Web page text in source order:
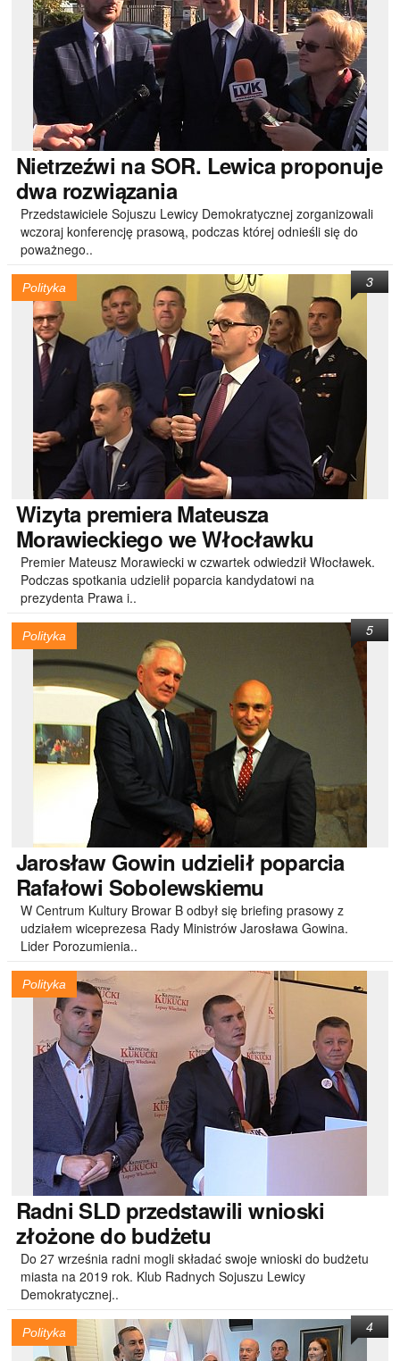
Nietrzeźwi na SOR. Lewica proponuje
dwa rozwiązania
Przedstawiciele Sojuszu Lewicy Demokratycznej zorganizowali
wczoraj konferencję prasową, podczas której odnieśli się do
poważnego..
Polityka
Wizytapremiera Mateusza
Morawieckiego we Włocławku
Premier Mateusz Morawiecki w czwartek odwiedził Włocławek.
Podczas spotkania udzielił poparcia kandydatowi na
prezydenta Prawa i..
3
Polityka
JarosławGowin udzielił poparcia
Rafałowi Sobolewskiemu
W Centrum Kultury Browar B odbył się briefing prasowy z
udziałem wiceprezesa Rady Ministrów Jarosława Gowina.
Lider Porozumienia..
5
Polityka
Radni SLD przedstawili wnioski
złożone do budżetu
Do 27 września radni mogli składać swoje wnioski do budżetu
miasta na 2019 rok. Klub Radnych Sojuszu Lewicy
Demokratycznej..
Polityka 4